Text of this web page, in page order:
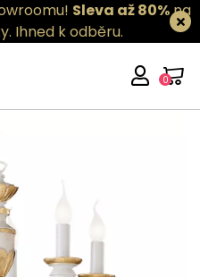
Sleva až 80%na
Ihned k odběru.
0